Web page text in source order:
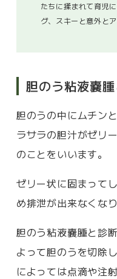
たちに揉まれて育児
グ、スキーと意外とア
胆のう粘液嚢
胆のうの中にムチン
ラサラの胆汁がゼリ
のことをいいます。
ゼリー状に固まって
め排泄が出来なくな
胆のう粘液嚢腫と診
よって胆のうを切除
によっては点滴や注